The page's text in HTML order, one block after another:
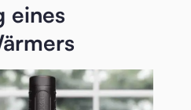
eines